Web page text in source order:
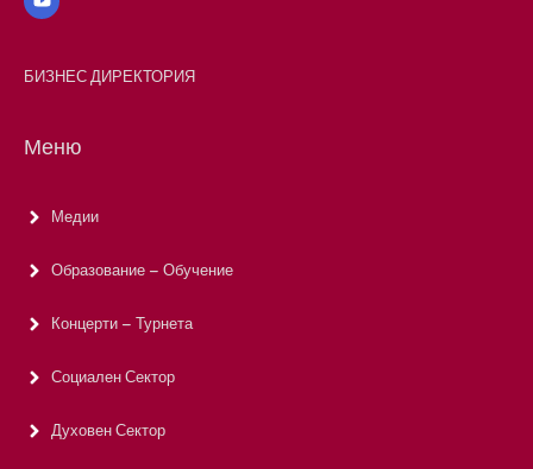
БИЗНЕС ДИРЕКТОРИЯ
Меню
Медии
Образование – Обучение
Концерти – Турнета
Социален Сектор
Духовен Сектор